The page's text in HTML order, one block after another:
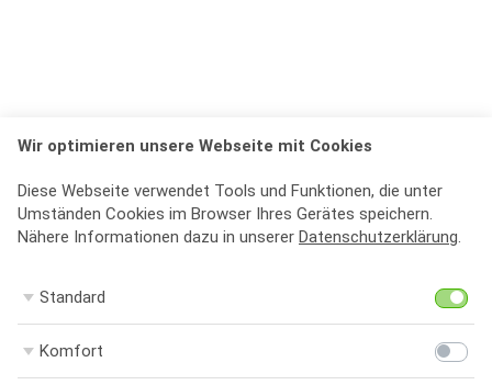
Wir optimieren unsere Webseite mit Cookies
Diese Webseite verwendet Tools und Funktionen, die unter
Umständen Cookies im Browser Ihres Gerätes speichern.
Nähere Informationen dazu in unserer Datenschutzerklärung.
Standard
Komfort